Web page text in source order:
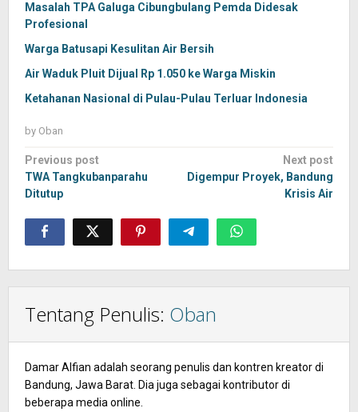
Masalah TPA Galuga Cibungbulang Pemda Didesak
Profesional
Warga Batusapi Kesulitan Air Bersih
Air Waduk Pluit Dijual Rp 1.050 ke Warga Miskin
Ketahanan Nasional di Pulau-Pulau Terluar Indonesia
by Oban
Post
navigation
Previous post
TWA Tangkubanparahu
Ditutup
Next post
Digempur Proyek, Bandung
Krisis Air
Tentang Penulis: Oban
Damar Alfian adalah seorang penulis dan kontren kreator di
Bandung, Jawa Barat. Dia juga sebagai kontributor di
beberapa media online.